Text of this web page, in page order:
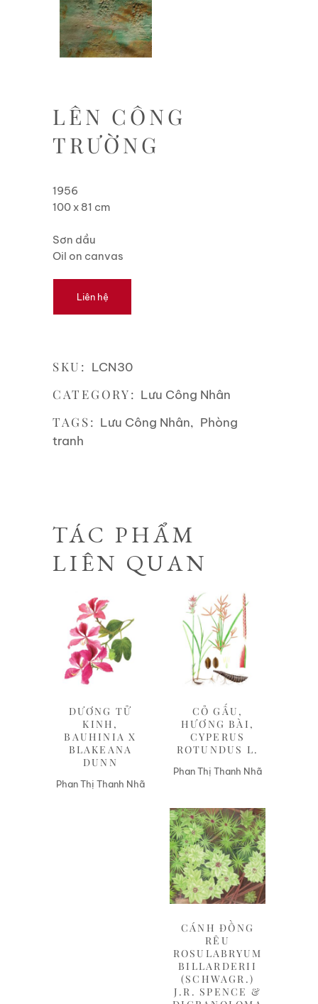
LÊN CÔNG
TRƯỜNG
1956
100 x 81 cm
Sơn dầu
Oil on canvas
Liên hệ
SKU: LCN30
CATEGORY: Lưu Công Nhân
TAGS: Lưu Công Nhân, Phòng
tranh
TÁC PHẨM
LIÊN QUAN
Liên hệ
DƯƠNG TỬ
KINH,
BAUHINIA X
BLAKEANA
DUNN
Phan Thị Thanh Nhã
Liên hệ
CỎ GẤU,
HƯƠNG BÀI,
CYPERUS
ROTUNDUS L.
Phan Thị Thanh Nhã
Liên hệ
CÁNH ĐỒNG
RÊU
ROSULABRYUM
BILLARDERII
(SCHWAGR.)
J.R. SPENCE &